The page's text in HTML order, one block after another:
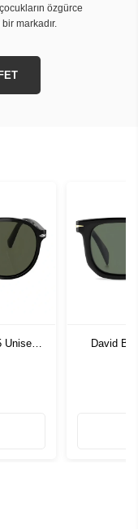
özgürce
markadır.
Unisex
David